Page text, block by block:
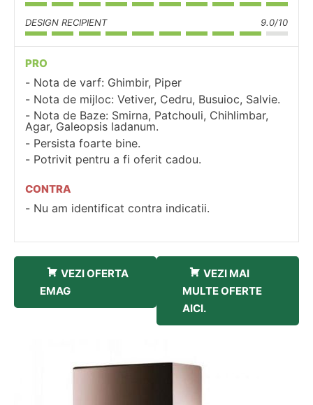
DESIGN RECIPIENT 9.0/10
PRO
Nota de varf: Ghimbir, Piper
Nota de mijloc: Vetiver, Cedru, Busuioc, Salvie.
Nota de Baze: Smirna, Patchouli, Chihlimbar,
Agar, Galeopsis ladanum.
Persista foarte bine.
Potrivit pentru a fi oferit cadou.
CONTRA
Nu am identificat contra indicatii.
VEZI OFERTA
EMAG
VEZI MAI
MULTE OFERTE
AICI.